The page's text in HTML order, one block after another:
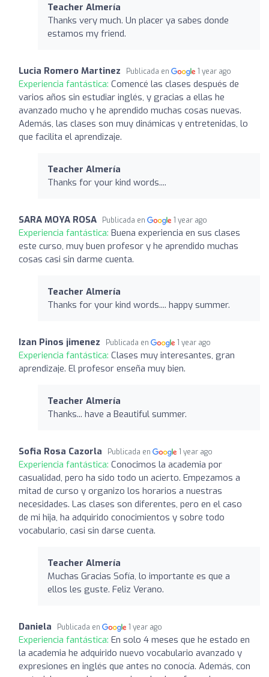
Teacher Almería
Thanks very much. Un placer ya sabes donde
estamos my friend.
Lucia Romero Martinez Publicada en 1 year ago
Experiencia fantástica: Comencé las clases después de
varios años sin estudiar inglés, y gracias a ellas he
avanzado mucho y he aprendido muchas cosas nuevas.
Además, las clases son muy dinámicas y entretenidas, lo
que facilita el aprendizaje.
Teacher Almería
Thanks for your kind words....
SARA MOYA ROSA Publicada en 1 year ago
Experiencia fantástica: Buena experiencia en sus clases
este curso, muy buen profesor y he aprendido muchas
cosas casi sin darme cuenta.
Teacher Almería
Thanks for your kind words.... happy summer.
Izan Pinos jimenez Publicada en 1 year ago
Experiencia fantástica: Clases muy interesantes, gran
aprendizaje. El profesor enseña muy bien.
Teacher Almería
Thanks... have a Beautiful summer.
Sofia Rosa Cazorla Publicada en 1 year ago
Experiencia fantástica: Conocimos la academia por
casualidad, pero ha sido todo un acierto. Empezamos a
mitad de curso y organizo los horarios a nuestras
necesidades. Las clases son diferentes, pero en el caso
de mi hija, ha adquirido conocimientos y sobre todo
vocabulario, casi sin darse cuenta.
Teacher Almería
Muchas Gracias Sofía, lo importante es que a
ellos les guste. Feliz Verano.
Daniela Publicada en 1 year ago
Experiencia fantástica: En solo 4 meses que he estado en
la academia he adquirido nuevo vocabulario avanzado y
expresiones en inglés que antes no conocía. Además, con